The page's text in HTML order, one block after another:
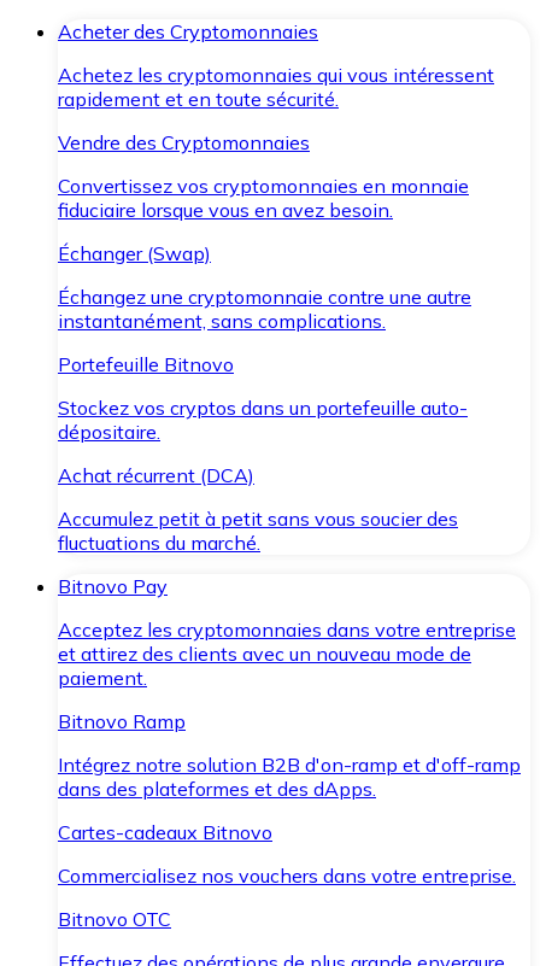
Acheter des Cryptomonnaies
Achetez les cryptomonnaies qui vous intéressent
rapidement et en toute sécurité.
Vendre des Cryptomonnaies
Convertissez vos cryptomonnaies en monnaie
fiduciaire lorsque vous en avez besoin.
Échanger (Swap)
Échangez une cryptomonnaie contre une autre
instantanément, sans complications.
Portefeuille Bitnovo
Stockez vos cryptos dans un portefeuille auto-
dépositaire.
Achat récurrent (DCA)
Accumulez petit à petit sans vous soucier des
fluctuations du marché.
Bitnovo Pay
Acceptez les cryptomonnaies dans votre entreprise
et attirez des clients avec un nouveau mode de
paiement.
Bitnovo Ramp
Intégrez notre solution B2B d'on-ramp et d'off-ramp
dans des plateformes et des dApps.
Cartes-cadeaux Bitnovo
Commercialisez nos vouchers dans votre entreprise.
Bitnovo OTC